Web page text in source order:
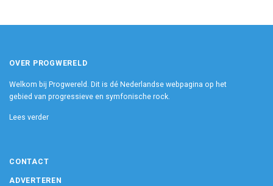
OVER PROGWERELD
Welkom bij Progwereld. Dit is dé Nederlandse webpagina op het
gebied van progressieve en symfonische rock.
Lees verder
CONTACT
ADVERTEREN